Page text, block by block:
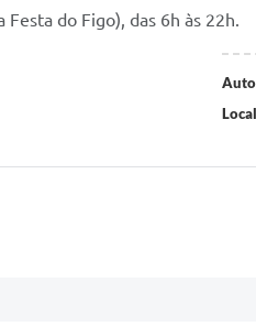
do Figo), das 6h às 22h.